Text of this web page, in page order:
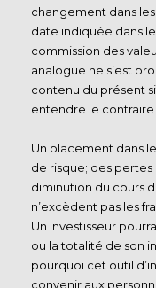
changement dans
date indiquée dans
commission des
analogue ne s’est
contenu du présent
entendre le
Un placement dans
de risque; des pertes
diminution du cours
n’excèdent pas les
Un investisseur
ou la totalité de son
pourquoi cet outil
convenir aux